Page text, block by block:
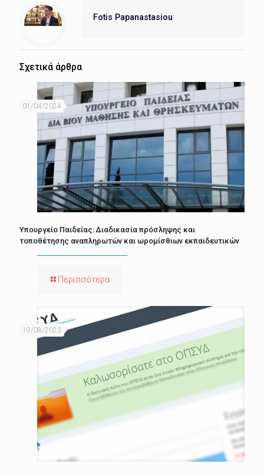
Fotis Papanastasiou
Σχετικά άρθρα
01/04/2024
Υπουργείο Παιδείας: Διαδικασία πρόσληψης και
τοποθέτησης αναπληρωτών και ωρομίσθιων εκπαιδευτικών
Περισσότερα
19/08/2023